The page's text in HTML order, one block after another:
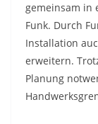
gemeinsam in
Funk. Durch
Installation
erweitern.
Planung